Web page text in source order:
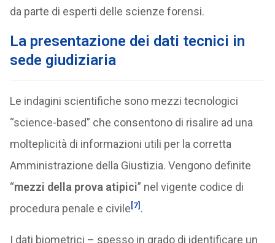
da parte di esperti delle scienze forensi.
La presentazione dei dati tecnici in
sede giudiziaria
Le indagini scientifiche sono mezzi tecnologici
“science-based” che consentono di risalire ad una
molteplicità di informazioni utili per la corretta
Amministrazione della Giustizia. Vengono definite
“mezzi della prova atipici” nel vigente codice di
procedura penale e civile[7] .
I dati biometrici – spesso in grado di identificare un